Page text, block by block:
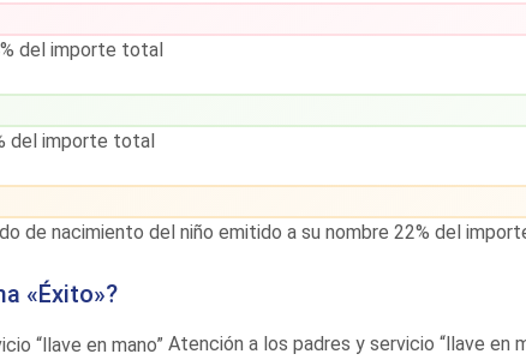
del importe total
del importe total
de nacimiento del niño emitido a su nombre 22% del
«Éxito»?
Atención a los padres y servicio “llave en